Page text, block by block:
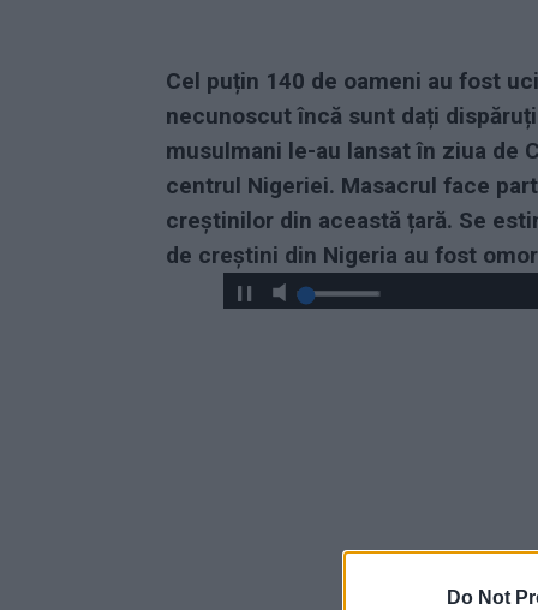
Do Not
Cel puțin 140 de oameni au fost
necunoscut încă sunt dați
musulmani le-au lansat în ziua de
centrul Nigeriei. Masacrul face
creștinilor din această țară. Se
de creștini din Nigeria au fost